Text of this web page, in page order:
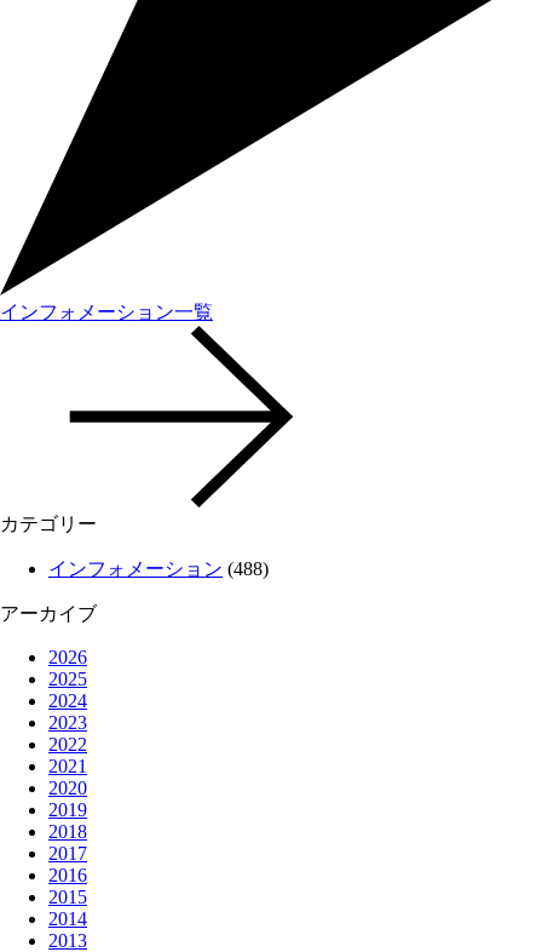
インフォメーション一覧
カテゴリー
インフォメーション (488)
アーカイブ
2026
2025
2024
2023
2022
2021
2020
2019
2018
2017
2016
2015
2014
2013